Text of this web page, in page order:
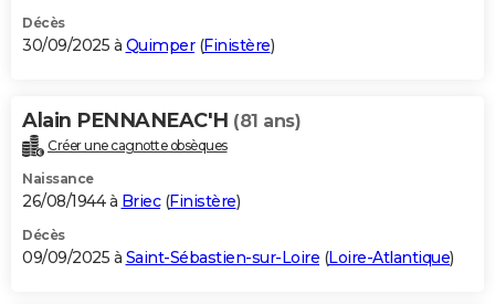
Décès
30/09/2025 à Quimper(Finistère)
Alain PENNANEAC'H (81 ans)
Créer une cagnotte obsèques
Naissance
26/08/1944 à Briec(Finistère)
Décès
09/09/2025 à Saint-Sébastien-sur-Loire (Loire-Atlantique)